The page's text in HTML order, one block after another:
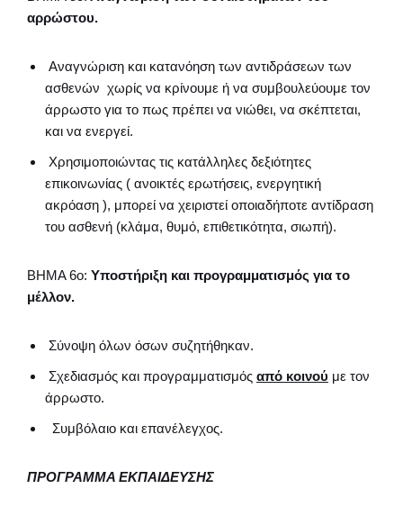
αρρώστου.
Αναγνώριση και κατανόηση των αντιδράσεων των
ασθενών χωρίς να κρίνουμε ή να συμβουλεύουμε τον
άρρωστο για το πως πρέπει να νιώθει, να σκέπτεται,
και να ενεργεί.
Χρησιμοποιώντας τις κατάλληλες δεξιότητες
επικοινωνίας ( ανοικτές ερωτήσεις, ενεργητική
ακρόαση ), μπορεί να χειριστεί οποιαδήποτε αντίδραση
του ασθενή (κλάμα, θυμό, επιθετικότητα, σιωπή).
ΒΗΜΑ 6ο: Υποστήριξη και προγραμματισμός για το
μέλλον.
Σύνοψη όλων όσων συζητήθηκαν.
Σχεδιασμός και προγραμματισμός από κοινού με τον
άρρωστο.
Συμβόλαιο και επανέλεγχος.
ΠΡΟΓΡΑΜΜΑ ΕΚΠΑΙΔΕΥΣΗΣ